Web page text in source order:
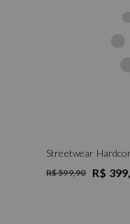
Streetwear
R$ 599,90 R$